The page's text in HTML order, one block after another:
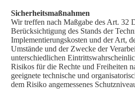
Sicherheitsmaßnahmen
Wir treffen nach Maßgabe des Art. 32
Berücksichtigung des Stands der
Implementierungskosten und der Art,
Umstände und der Zwecke der
unterschiedlichen
Risikos für die Rechte und Freiheiten
geeignete technische und
dem Risiko angemessenes